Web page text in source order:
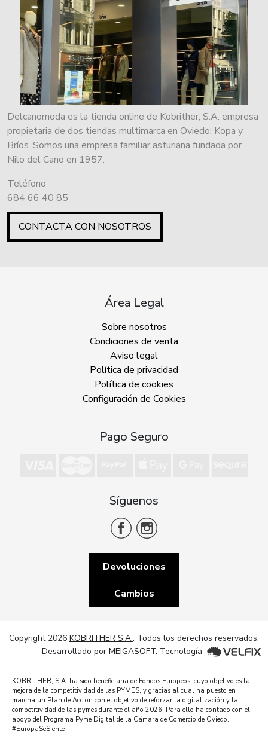
Delcanomoda es la tienda online de Kobrither, S.A. empresa
propietaria de dos tiendas multimarca en Oviedo: Kopa y
Bríos. Somos una empresa familiar asturiana fundada por
Nilo del Cano en 1957.
Teléfono
684 66 40 85
CONTACTA CON NOSOTROS
Área Legal
Sobre nosotros
Condiciones de venta
Aviso legal
Política de privacidad
Política de cookies
Configuración de Cookies
Pago Seguro
Síguenos
Devoluciones
Cambios
Copyright 2026 KOBRITHER S.A.. Todos los derechos reservados.
Desarrollado por MEIGASOFT. Tecnología
KOBRITHER, S.A. ha sido beneficiaria de Fondos Europeos, cuyo objetivo es la
mejora de la competitividad de las PYMES, y gracias al cual ha puesto en
marcha un Plan de Acción con el objetivo de reforzar la digitalización y la
competitividad de las pymes durante el año 2026. Para ello ha contado con el
apoyo del Programa Pyme Digital de la Cámara de Comercio de Oviedo.
#EuropaSeSiente